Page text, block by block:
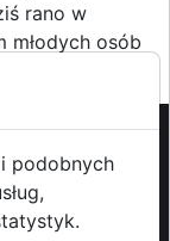
rano w
młodych osób
-Patronat
i
podobnych